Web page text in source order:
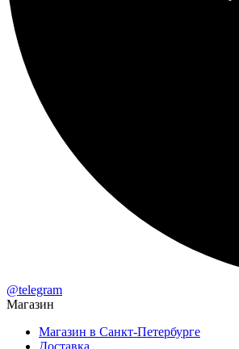
@telegram
Магазин
Магазин в Санкт-Петербурге
Доставка